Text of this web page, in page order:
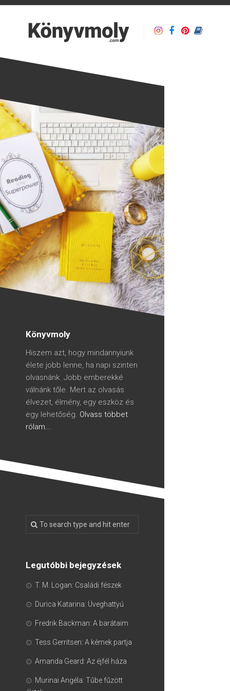
Könyvmoly
Hiszem azt, hogy mindannyiunk
élete jobb lenne, ha napi szinten
olvasnánk. Jobb emberekké
válnánk tőle. Mert az olvasás
élvezet, élmény, egy eszköz és
egy lehetőség. Olvass többet
rólam...
Legutóbbi bejegyzések
T. M. Logan: Családi fészek
Durica Katarina: Üveghattyú
Fredrik Backman: A barátaim
Tess Gerritsen: A kémek partja
Amanda Geard: Az éjfél háza
Murinai Angéla: Tűbe fűzött